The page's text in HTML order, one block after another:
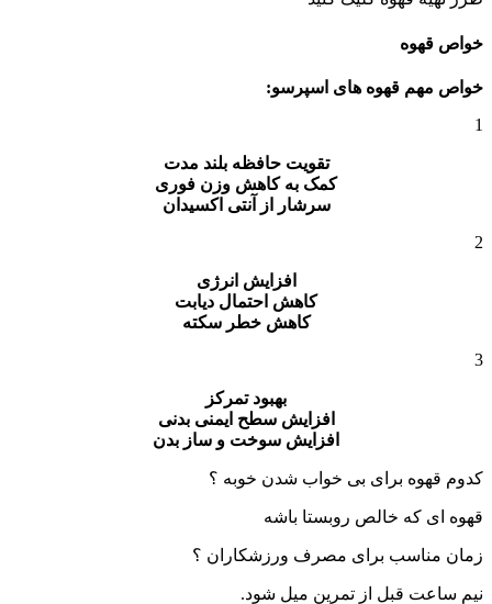
خواص قهوه
خواص مهم قهوه های اسپرسو:
1
تقویت حافظه بلند مدت
کمک به کاهش وزن فوری
سرشار از آنتی اکسیدان
2
افزایش انرژی
کاهش احتمال دیابت
کاهش خطر سکته
3
بهبود تمرکز
افزایش سطح ایمنی بدنی
افزایش سوخت و ساز بدن
کدوم قهوه برای بی خواب شدن خوبه ؟
قهوه ای که خالص روبستا باشه
زمان مناسب برای مصرف ورزشکاران ؟
نیم ساعت قبل از تمرین میل شود.